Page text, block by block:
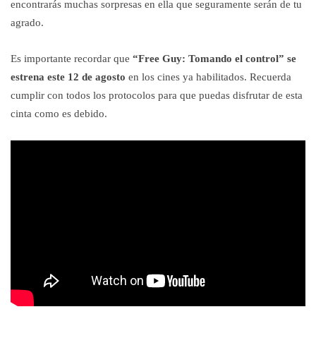
encontrarás muchas sorpresas en ella que seguramente serán de tu
agrado.
Es importante recordar que “Free Guy: Tomando el control” se
estrena este 12 de agosto en los cines ya habilitados. Recuerda
cumplir con todos los protocolos para que puedas disfrutar de esta
cinta como es debido.